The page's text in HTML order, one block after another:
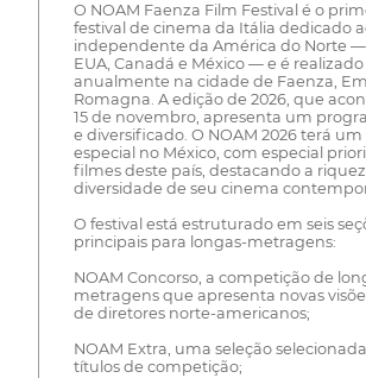
O NOAM Faenza Film Festival é o
festival de cinema da Itália dedicado
independente da América do Norte
EUA, Canadá e México — e é realizado
anualmente na cidade de Faenza,
Romagna. A edição de 2026, que
15 de novembro, apresenta um
e diversificado. O NOAM 2026 terá um
especial no México, com especial
filmes deste país, destacando a
diversidade de seu cinema
O festival está estruturado em seis
principais para longas-metragens:
NOAM Concorso, a competição de
metragens que apresenta novas
de diretores norte-americanos;
NOAM Extra, uma seleção
títulos de competição;